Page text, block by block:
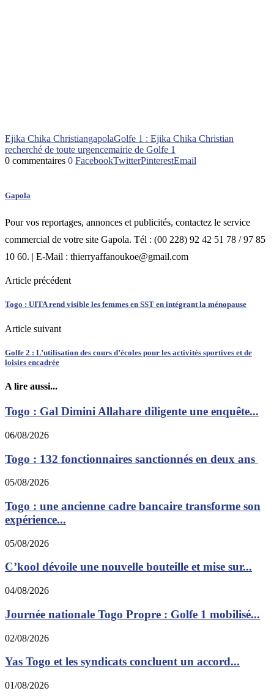
Ejika Chika ChristiangapolaGolfe 1 : Ejika Chika Christian
recherché de toute urgencemairie de Golfe 1
0 commentaires 0 FacebookTwitterPinterestEmail
Gapola
Pour vos reportages, annonces et publicités, contactez le service
commercial de votre site Gapola. Tél : (00 228) 92 42 51 78 / 97 85
10 60. | E-Mail : thierryaffanoukoe@gmail.com
Article précédent
Togo : UITA rend visible les femmes en SST en intégrant la ménopause
Article suivant
Golfe 2 : L’utilisation des cours d’écoles pour les activités sportives et de
loisirs encadrée
A lire aussi...
Togo : Gal Dimini Allahare diligente une enquête...
06/08/2026
Togo : 132 fonctionnaires sanctionnés en deux ans
05/08/2026
Togo : une ancienne cadre bancaire transforme son
expérience...
05/08/2026
C’kool dévoile une nouvelle bouteille et mise sur...
04/08/2026
Journée nationale Togo Propre : Golfe 1 mobilisé...
02/08/2026
Yas Togo et les syndicats concluent un accord...
01/08/2026